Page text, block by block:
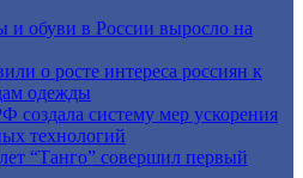
и обуви в России выросло на
о росте интереса россиян к
одежды
создала систему мер ускорения
технологий
“Танго” совершил первый